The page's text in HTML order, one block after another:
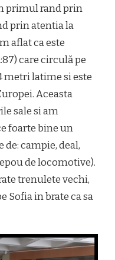
primul rand prin
prin atentia la
aflat ca este
care circulă pe
metri latime si este
Aceasta
sale si am
foarte bine un
campie, deal,
de locomotive).
trenulete vechi,
Sofia in brate ca sa